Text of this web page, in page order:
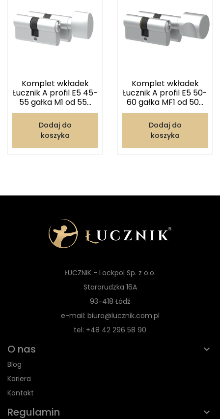
Komplet wkładek
Łucznik A profil E5 45-
55 gałka M1 od 55...
Dodaj do
koszyka
Komplet wkładek
Łucznik A profil E5 50-
60 gałka MF1 od 50...
Dodaj do
koszyka
ŁUCZNIK - Lockpol Sp. z o.o.
Starorudzka 16A
93-418 Łódź
e-mail: biuro@lucznik.com.pl
tel: +48 42 296 58 90
O nas
Blog
Kariera
Kontakt
Regulamin